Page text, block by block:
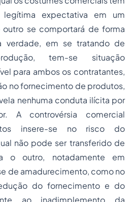
expectativa em um
se comportará de forma
verdade, em se tratando de
tem-se situação
para ambos os contratantes,
no fornecimento de produtos,
nenhuma conduta ilícita por
A controvérsia comercial
insere-se no risco do
não pode ser transferido de
o outro, notadamente em
de amadurecimento, como no
do fornecimento e do
ao inadimplemento da